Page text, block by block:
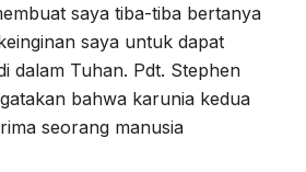
saya tiba-tiba bertanya
saya untuk dapat
dalam Tuhan. Pdt. Stephen
bahwa karunia kedua
seorang manusia